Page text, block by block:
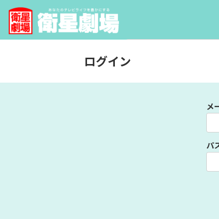
ログイン
メ
パ